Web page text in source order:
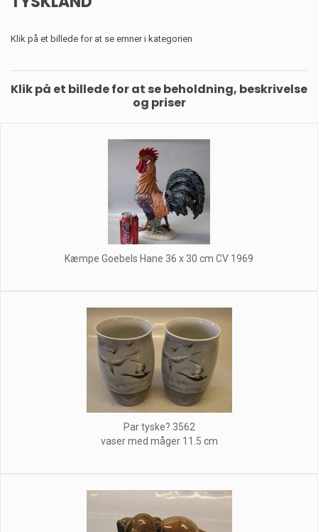
Klik på et billede for at se emner i kategorien
Klik på et billede for at se beholdning, beskrivelse
og priser
Kæmpe Goebels Hane 36 x 30 cm CV 1969
Par tyske? 3562
vaser med måger 11.5 cm